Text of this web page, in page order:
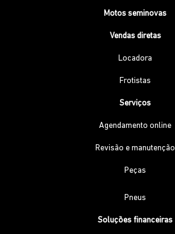
Motos seminovas
Vendas diretas
Locadora
Frotistas
Serviços
Agendamento online
Revisão e manutenção
Peças
Pneus
Soluções financeiras